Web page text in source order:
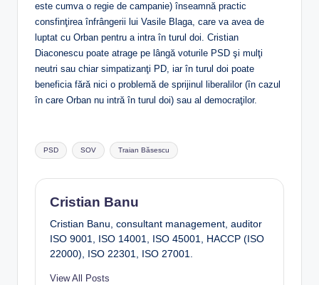
este cumva o regie de campanie) înseamnă practic
consfinţirea înfrângerii lui Vasile Blaga, care va avea de
luptat cu Orban pentru a intra în turul doi. Cristian
Diaconescu poate atrage pe lângă voturile PSD şi mulţi
neutri sau chiar simpatizanţi PD, iar în turul doi poate
beneficia fără nici o problemă de sprijinul liberalilor (în cazul
în care Orban nu intră în turul doi) sau al democraţilor.
Tags:
PSD SOV Traian Băsescu
Cristian Banu
Cristian Banu, consultant management, auditor
ISO 9001, ISO 14001, ISO 45001, HACCP (ISO
22000), ISO 22301, ISO 27001.
View All Posts